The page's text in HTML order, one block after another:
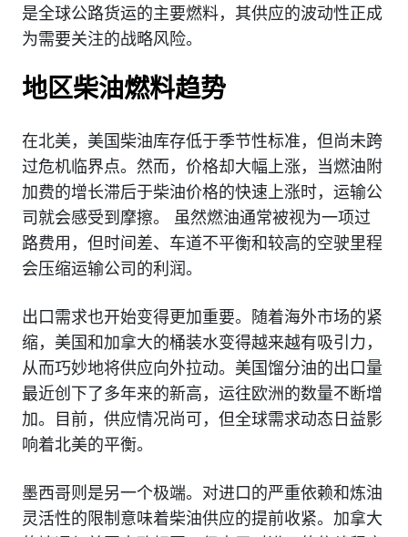
是全球公路货运的主要燃料，其供应的波动性正成
为需要关注的战略风险。
地区柴油燃料趋势
在北美，美国柴油库存低于季节性标准，但尚未跨
过危机临界点。然而，价格却大幅上涨，当燃油附
加费的增长滞后于柴油价格的快速上涨时，运输公
司就会感受到摩擦。 虽然燃油通常被视为一项过
路费用，但时间差、车道不平衡和较高的空驶里程
会压缩运输公司的利润。
出口需求也开始变得更加重要。随着海外市场的紧
缩，美国和加拿大的桶装水变得越来越有吸引力，
从而巧妙地将供应向外拉动。美国馏分油的出口量
最近创下了多年来的新高，运往欧洲的数量不断增
加。目前，供应情况尚可，但全球需求动态日益影
响着北美的平衡。
墨西哥则是另一个极端。对进口的严重依赖和炼油
灵活性的限制意味着柴油供应的提前收紧。加拿大